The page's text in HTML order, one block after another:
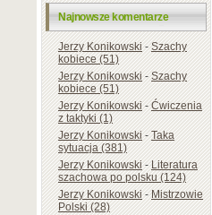
Najnowsze komentarze
Jerzy Konikowski-Szachy
kobiece (51)
Jerzy Konikowski-Szachy
kobiece (51)
Jerzy Konikowski-Ćwiczenia
z taktyki (1)
Jerzy Konikowski-Taka
sytuacja (381)
Jerzy Konikowski-Literatura
szachowa po polsku (124)
Jerzy Konikowski-Mistrzowie
Polski (28)